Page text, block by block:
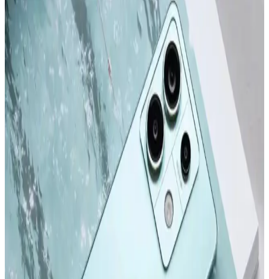
Apple iPhone 16 Plus 512GB Pembe Akıllı Telefon
Gelişmiş Tasarım ve Yüksek Performans
Apple iPhone 16 Plus, 512GB depolama, gelişmiş kamera
özellikleri ve dayanıklı tasarımıyla öne çıkıyor. Güçlü A18 Bionic
çip, uzun pil ömrü ve 5G desteğiyle üstün kullanıcı deneyimi sunar.
Apple iPhone 16 Pro Max 512GB Siyah: Gelişmiş
Kamera ve Yüksek Performanslı Akıllı Telefon
iPhone 16 Pro Max, titanyum tasarımı, 6,9 inç ekran ve gelişmiş
kameralarıyla öne çıkan yüksek performanslı akıllı telefon. Uzun pil
ömrü ve yenilikçi özellikleriyle kullanıcıların beklentilerini karşılar.
Apple iPhone Serisinin Güncel Modelleri ve
Gelecekteki Yenilikler Hakkında Bilgi
2022 ve sonrası iPhone modelleri, tasarım ve performans alanında
önemli adımlar atıyor. Yeni modeller ve teknolojik gelişmelerle ilgili
detaylar, kullanıcıların bilinçli tercihler yapmasını sağlıyor.
Samsung Galaxy S24 ve S24 Ultra Karşılaştırması:
Özellikler ve Kullanıcı Deneyimleri